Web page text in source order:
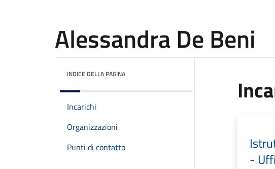
Alessandra De Beni
INDICE DELLA PAGINA
Incarichi
Organizzazioni
Punti di contatto
-